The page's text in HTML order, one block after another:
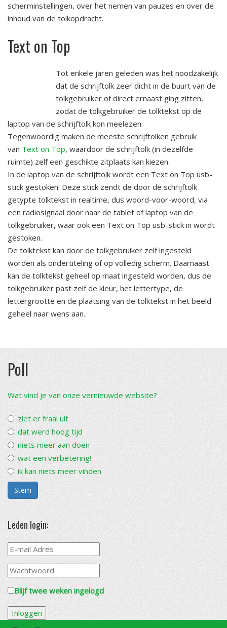
scherminstellingen, over het nemen van pauzes en over de
inhoud van de tolkopdracht.
Text on Top
Tot enkele jaren geleden was het noodzakelijk
dat de schrijftolk zeer dicht in de buurt van de
tolkgebruiker of direct ernaast ging zitten,
zodat de tolkgebruiker de tolktekst op de
laptop van de schrijftolk kon meelezen.
Tegenwoordig maken de meeste schrijftolken gebruik
van Text on Top, waardoor de schrijftolk (in dezelfde
ruimte) zelf een geschikte zitplaats kan kiezen.
In de laptop van de schrijftolk wordt een Text on Top usb-
stick gestoken. Deze stick zendt de door de schrijftolk
getypte tolktekst in realtime, dus woord-voor-woord, via
een radiosignaal door naar de tablet of laptop van de
tolkgebruiker, waar ook een Text on Top usb-stick in wordt
gestoken.
De tolktekst kan door de tolkgebruiker zelf ingesteld
worden als ondertiteling of op volledig scherm. Daarnaast
kan de tolktekst geheel op maat ingesteld worden, dus de
tolkgebruiker past zelf de kleur, het lettertype, de
lettergrootte en de plaatsing van de tolktekst in het beeld
geheel naar wens aan.
Poll
Wat vind je van onze vernieuwde website?
ziet er fraai uit
dat werd hoog tijd
niets meer aan doen
wat een verbetering!
ik kan niets meer vinden
Stem
Leden login:
Blijf twee weken ingelogd